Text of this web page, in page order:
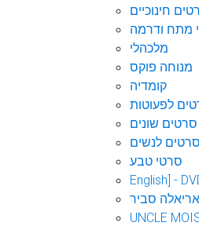
חינוכיים
מתח ודרמה
מלכהלי
מנוחה פוקס
קומדיה
לפעוטות
סרטים שונים
סרטים לנשים
סרטי טבע
English] -
אריאלה סביר
UNCLE